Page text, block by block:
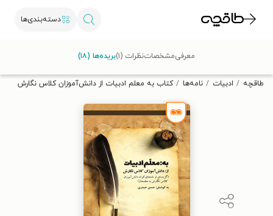
دسته‌بندی‌ها
تخفیف از طاقچه دریافت کن.
طاقچه ادبیات نامه‌ها کتاب به معلم ادبیات از دانش‌آموزان کلاس نگارش
معرفیمشخصاتنظرات (۱) بریده‌ها (۱۸)